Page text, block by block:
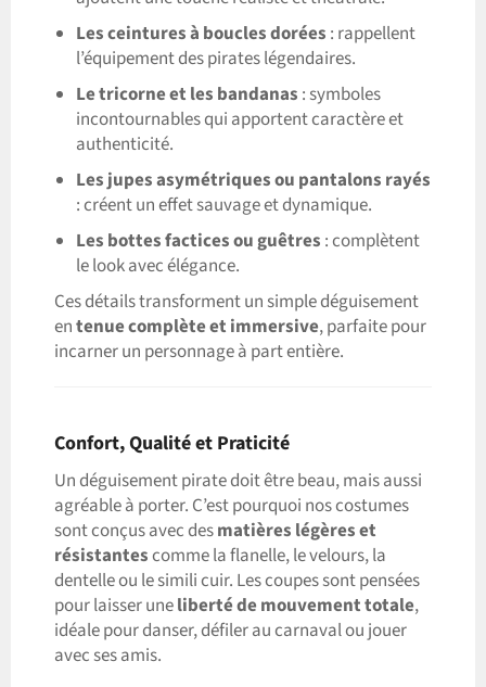
Les ceintures à boucles dorées : rappellent
l’équipement des pirates légendaires.
Le tricorne et les bandanas : symboles
incontournables qui apportent caractère et
authenticité.
Les jupes asymétriques ou pantalons rayés
: créent un effet sauvage et dynamique.
Les bottes factices ou guêtres : complètent
le look avec élégance.
Ces détails transforment un simple déguisement
entenue complète et immersive, parfaite pour
incarner un personnage à part entière.
Confort, Qualité et Praticité
Un déguisement pirate doit être beau, mais aussi
agréable à porter. C’est pourquoi nos costumes
sont conçus avec desmatières légères et
résistantescomme la flanelle, le velours, la
dentelle ou le simili cuir. Les coupes sont pensées
pour laisser uneliberté de mouvement totale,
idéale pour danser, défiler au carnaval ou jouer
avec ses amis.